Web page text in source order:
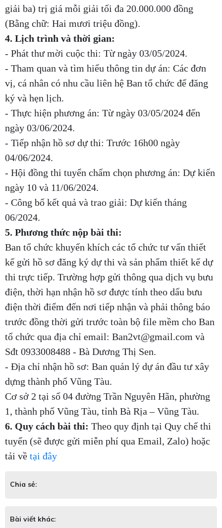
giải ba) trị giá mỗi giải tối đa 20.000.000 đồng
(Bằng chữ: Hai mươi triệu đồng).
4. Lịch trình và thời gian:
- Phát thư mời cuộc thi: Từ ngày 03/05/2024.
- Tham quan và tìm hiểu thông tin dự án: Các đơn
vị, cá nhân có nhu cầu liên hệ Ban tổ chức để đăng
ký và hẹn lịch.
- Thực hiện phương án: Từ ngày 03/05/2024 đến
ngày 03/06/2024.
- Tiếp nhận hồ sơ dự thi: Trước 16h00 ngày
04/06/2024.
- Hội đồng thi tuyển chấm chọn phương án: Dự kiến
ngày 10 và 11/06/2024.
- Công bố kết quả và trao giải: Dự kiến tháng
06/2024.
5. Phương thức nộp bài thi:
Ban tổ chức khuyến khích các tổ chức tư vấn thiết
kế gửi hồ sơ đăng ký dự thi và sản phẩm thiết kế dự
thi trực tiếp. Trường hợp gửi thông qua dịch vụ bưu
điện, thời hạn nhận hồ sơ được tính theo dấu bưu
điện thời điểm đến nơi tiếp nhận và phải thông báo
trước đồng thời gửi trước toàn bộ file mềm cho Ban
tổ chức qua địa chỉ email: Ban2vt@gmail.com và
Sđt 0933008488 - Bà Dương Thị Sen.
- Địa chỉ nhận hồ sơ: Ban quản lý dự án đầu tư xây
dựng thành phố Vũng Tàu.
Cơ sở 2 tại số 04 đường Trần Nguyên Hãn, phường
1, thành phố Vũng Tàu, tỉnh Bà Rịa – Vũng Tàu.
6. Quy cách bài thi: Theo quy định tại Quy chế thi
tuyển (sẽ được gửi miễn phí qua Email, Zalo) hoặc
tải về tại đây
Chia sẻ:
Bài viết khác: